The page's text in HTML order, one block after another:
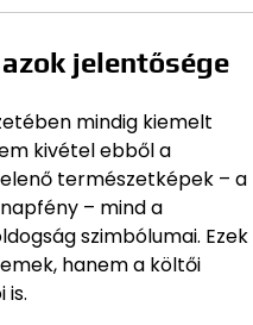
jelentősége
mindig kiemelt
kivétel ebből a
természetképek – a
– mind a
szimbólumai. Ezek
hanem a költői
is.